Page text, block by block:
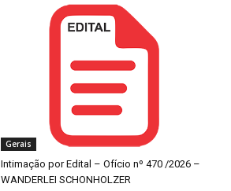
Gerais
Intimação por Edital – Ofício nº 470 /2026 –
WANDERLEI SCHONHOLZER